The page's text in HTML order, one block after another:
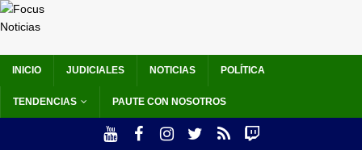
INICIO JUDICIALES NOTICIAS POLÍTICA
TENDENCIAS PAUTE CON NOSOTROS